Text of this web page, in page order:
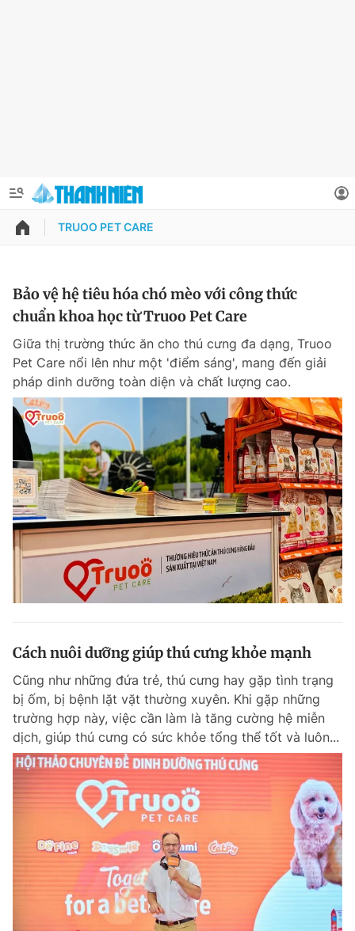
QUẢNG CÁO
Chuyên mục khác
Chào ngày mới Tin 24h
Tin thị trường Tin 360
Video Magazine
Sản phẩm khác
Bạn cần biết
Thông tin tòa soạn Liên hệ quảng cáo
Đọc Thanh Niên trên điện thoại
Theo dõi báo trên
Liên hệ quảng cáo
0908 780 404
Thông tin tài khoản
Đổi mật khẩu
Tin đã lưu
Tin đã xem
Đăng xuất
TRUOO PET CARE
Bảo vệ hệ tiêu hóa chó mèo với công thức
chuẩn khoa học từ Truoo Pet Care
Giữa thị trường thức ăn cho thú cưng đa dạng, Truoo
Pet Care nổi lên như một 'điểm sáng', mang đến giải
pháp dinh dưỡng toàn diện và chất lượng cao.
Cách nuôi dưỡng giúp thú cưng khỏe mạnh
Cũng như những đứa trẻ, thú cưng hay gặp tình trạng
bị ốm, bị bệnh lặt vặt thường xuyên. Khi gặp những
trường hợp này, việc cần làm là tăng cường hệ miễn
dịch, giúp thú cưng có sức khỏe tổng thể tốt và luôn...